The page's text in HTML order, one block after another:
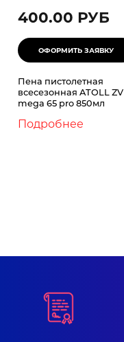
400.00 РУБ
Пена пистолетная
всесезонная ATOLL ZV
mega 65 pro 850мл
Подробнее